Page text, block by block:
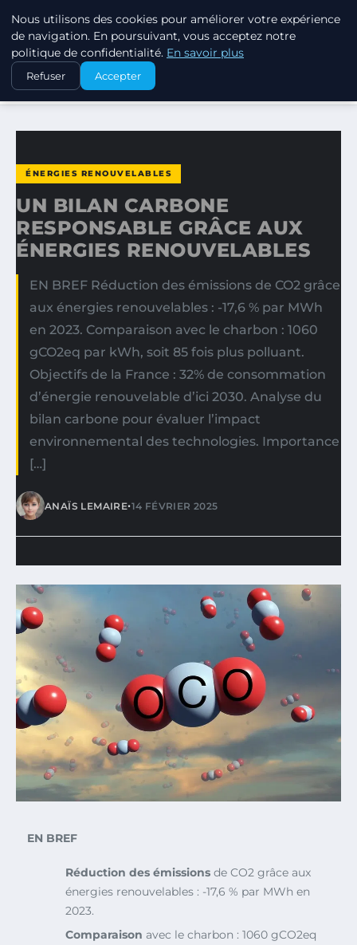
EXXON CLIMATE FOOTPRINT
ACCUEIL
ÉNERGIES RENOUVELABLES
UN BILAN CARBONE RESPONSABLE GRÂCE AUX ÉNERGIES…
ÉNERGIES RENOUVELABLES
UN BILAN CARBONE
RESPONSABLE GRÂCE AUX
ÉNERGIES RENOUVELABLES
EN BREF Réduction des émissions de CO2 grâce
aux énergies renouvelables : -17,6 % par MWh
en 2023. Comparaison avec le charbon : 1060
gCO2eq par kWh, soit 85 fois plus polluant.
Objectifs de la France : 32% de consommation
d’énergie renouvelable d’ici 2030. Analyse du
bilan carbone pour évaluer l’impact
environnemental des technologies. Importance
[…]
ANAÏS LEMAIRE•14 FÉVRIER 2025
EN BREF
Réduction des émissions de CO2 grâce aux
énergies renouvelables : -17,6 % par MWh en
2023.
Comparaison avec le charbon : 1060 gCO2eq
Nous utilisons des cookies pour améliorer votre expérience
de navigation. En poursuivant, vous acceptez notre
politique de confidentialité. En savoir plus
Refuser Accepter